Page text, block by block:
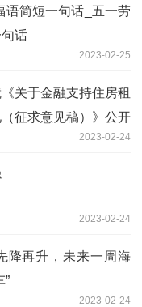
语简短一句话_五一劳
话
2023-02-25
关于金融支持住房租
征求意见稿）》公开
2023-02-24
2023-02-24
降再升，未来一周海
”
2023-02-24